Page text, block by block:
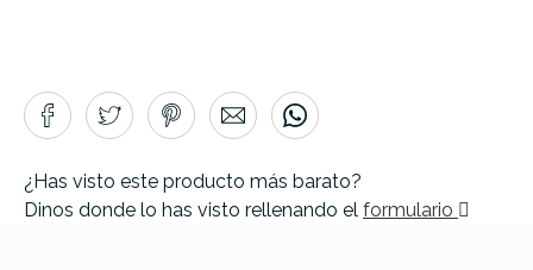
¿Has visto este producto más barato?
Dinos donde lo has visto rellenando el formulario